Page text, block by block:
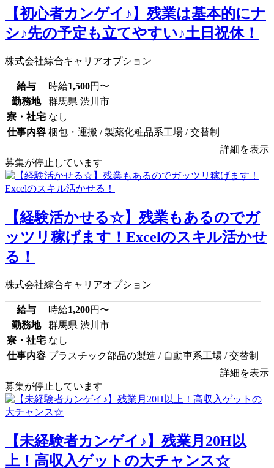
【初心者カンゲイ♪】残業は基本的にナ
シ♪先の予定も立てやすい♪土日祝休！
株式会社綜合キャリアオプション
給与 時給1,500円〜
勤務地
群馬県 渋川市
寮・社宅 なし
仕事内容 梱包・運搬 / 製薬化粧品系工場 / 交替制
詳細を表示
募集が停止しています
【経験活かせる☆】残業もあるのでガ
ッツリ稼げます！Excelのスキル活かせ
る！
株式会社綜合キャリアオプション
給与 時給1,200円〜
勤務地
群馬県 渋川市
寮・社宅 なし
仕事内容 プラスチック部品の製造 / 自動車系工場 / 交替制
詳細を表示
募集が停止しています
【未経験者カンゲイ♪】残業月20H以
上！高収入ゲットの大チャンス☆